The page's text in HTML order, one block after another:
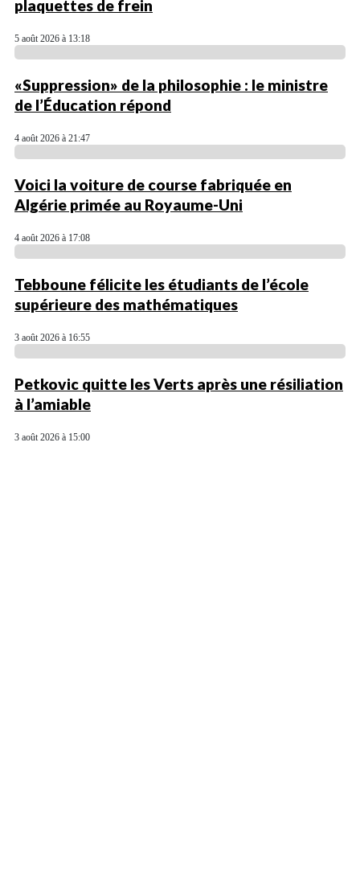
plaquettes de frein
5 août 2026 à 13:18
«Suppression» de la philosophie : le ministre
de l’Éducation répond
4 août 2026 à 21:47
Voici la voiture de course fabriquée en
Algérie primée au Royaume-Uni
4 août 2026 à 17:08
Tebboune félicite les étudiants de l’école
supérieure des mathématiques
3 août 2026 à 16:55
Petkovic quitte les Verts après une résiliation
à l’amiable
3 août 2026 à 15:00